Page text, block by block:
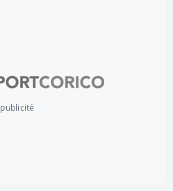
publicité